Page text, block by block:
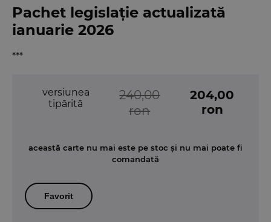
Pachet legislație actualizată
ianuarie 2026
***
versiunea
tipărită
240,00
ron
204,00
ron
această carte nu mai este pe stoc și nu mai poate fi
comandată
Favorit